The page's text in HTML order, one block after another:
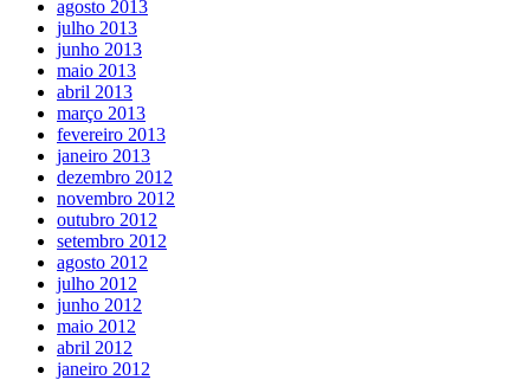
agosto 2013
julho 2013
junho 2013
maio 2013
abril 2013
março 2013
fevereiro 2013
janeiro 2013
dezembro 2012
novembro 2012
outubro 2012
setembro 2012
agosto 2012
julho 2012
junho 2012
maio 2012
abril 2012
janeiro 2012